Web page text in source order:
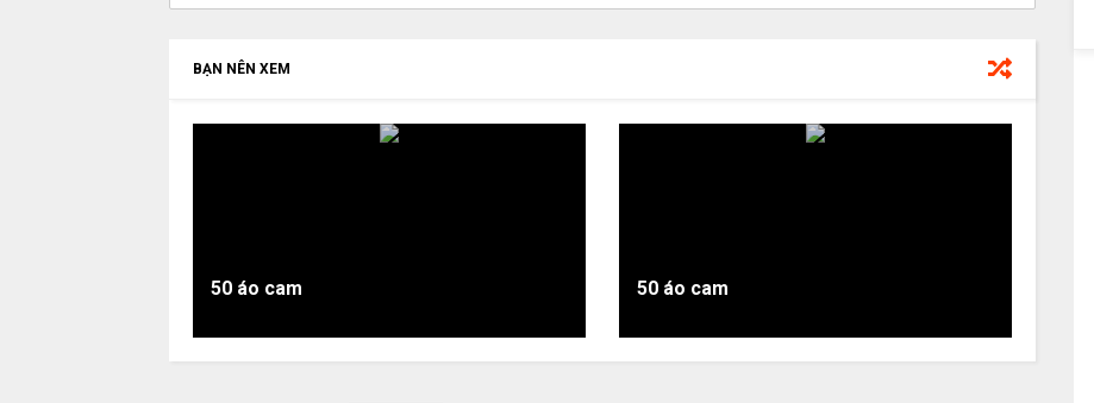
BẠN NÊN XEM
50 áo cam 50 áo cam